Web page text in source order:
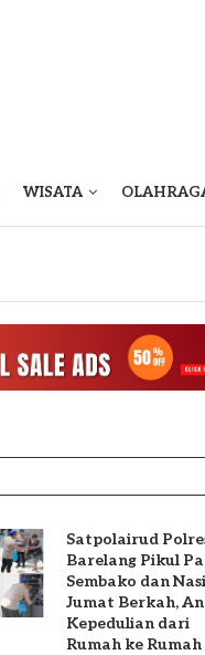
WISATA
Satpolairud
Barelang Pikul
Sembako dan Nasi
Jumat Berkah,
Kepedulian dari
Rumah ke Rumah